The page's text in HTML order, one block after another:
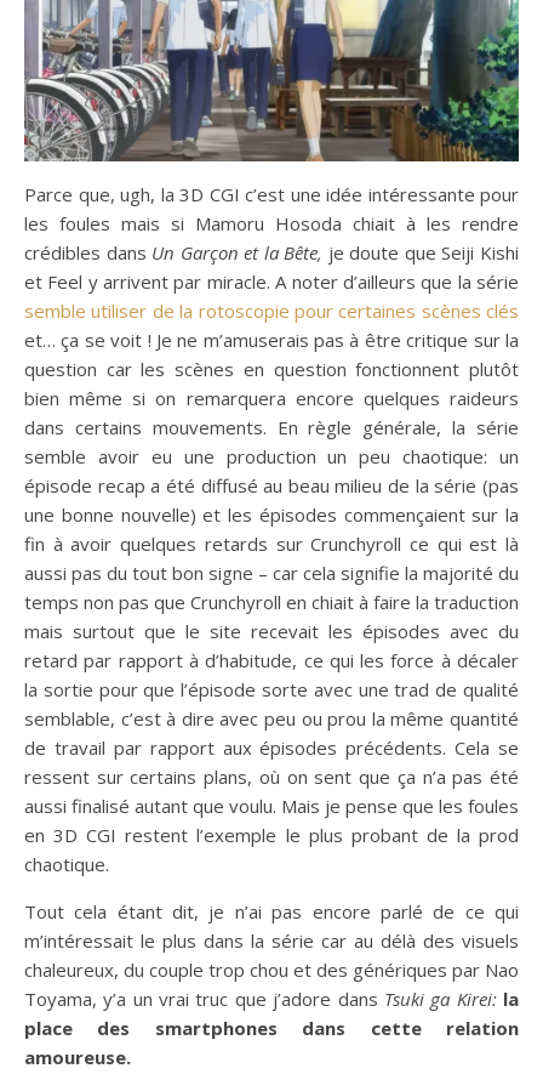
Parce que, ugh, la 3D CGI c’est une idée intéressante pour
les foules mais si Mamoru Hosoda chiait à les rendre
crédibles dans Un Garçon et la Bête, je doute que Seiji Kishi
et Feel y arrivent par miracle. A noter d’ailleurs que la série
semble utiliser de la rotoscopie pour certaines scènes clés
et… ça se voit ! Je ne m’amuserais pas à être critique sur la
question car les scènes en question fonctionnent plutôt
bien même si on remarquera encore quelques raideurs
dans certains mouvements. En règle générale, la série
semble avoir eu une production un peu chaotique: un
épisode recap a été diffusé au beau milieu de la série (pas
une bonne nouvelle) et les épisodes commençaient sur la
fin à avoir quelques retards sur Crunchyroll ce qui est là
aussi pas du tout bon signe – car cela signifie la majorité du
temps non pas que Crunchyroll en chiait à faire la traduction
mais surtout que le site recevait les épisodes avec du
retard par rapport à d’habitude, ce qui les force à décaler
la sortie pour que l’épisode sorte avec une trad de qualité
semblable, c’est à dire avec peu ou prou la même quantité
de travail par rapport aux épisodes précédents. Cela se
ressent sur certains plans, où on sent que ça n’a pas été
aussi finalisé autant que voulu. Mais je pense que les foules
en 3D CGI restent l’exemple le plus probant de la prod
chaotique.
Tout cela étant dit, je n’ai pas encore parlé de ce qui
m’intéressait le plus dans la série car au délà des visuels
chaleureux, du couple trop chou et des génériques par Nao
Toyama, y’a un vrai truc que j’adore dans Tsuki ga Kirei: la
place des smartphones dans cette relation
amoureuse.